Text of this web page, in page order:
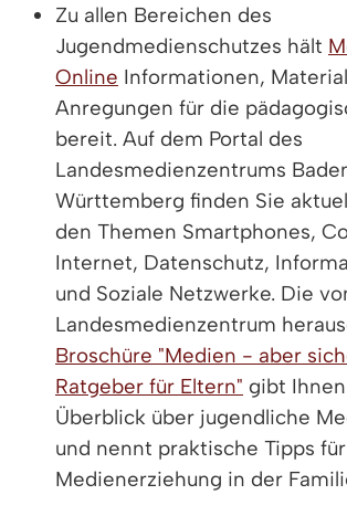
Zu allen Bereichen des
Jugendmedienschutzes hält
Online Informationen,
Anregungen für die
bereit. Auf dem Portal des
Landesmedienzentrums
Württemberg finden Sie
den Themen Smartphones,
Internet, Datenschutz,
und Soziale Netzwerke. Die
Landesmedienzentrum
Broschüre "Medien - aber
Ratgeber für Eltern" gibt
Überblick über jugendliche
und nennt praktische Tipps
Medienerziehung in der